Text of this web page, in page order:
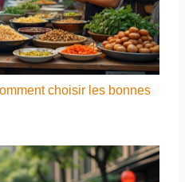
choisir les bonnes